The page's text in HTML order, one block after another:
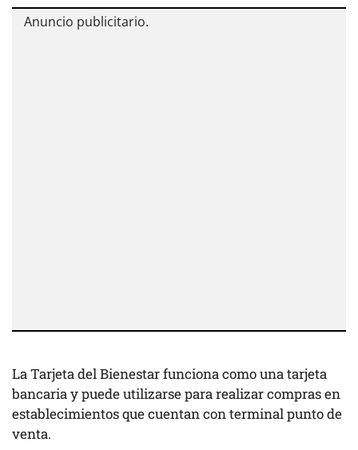
La Tarjeta del Bienestar funciona como una tarjeta
bancaria y puede utilizarse para realizar compras en
establecimientos que cuentan con terminal punto de
venta.